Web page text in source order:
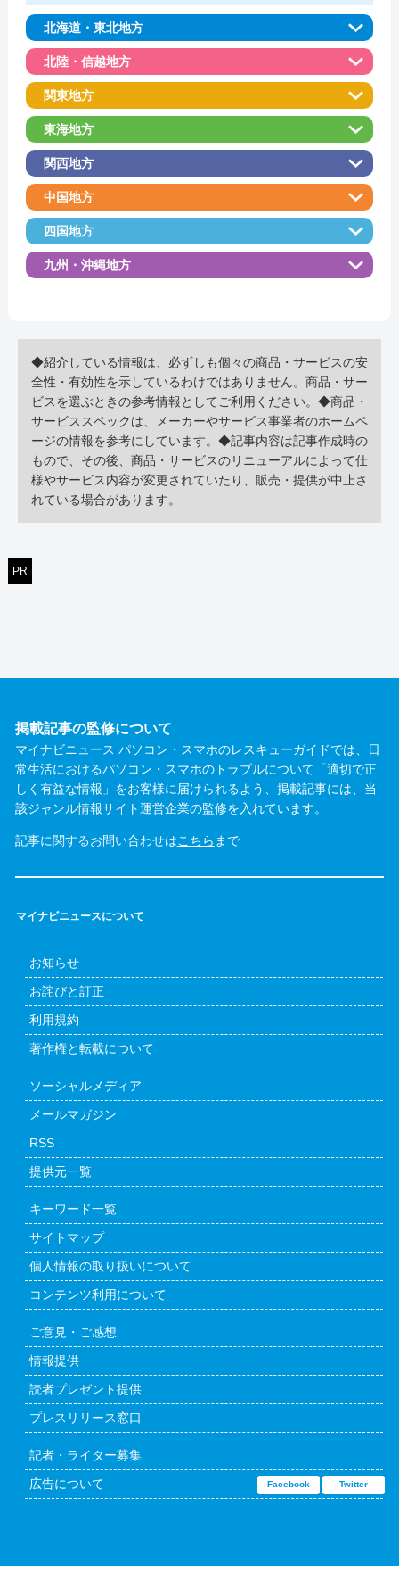
北海道・東北地方
北陸・信越地方
関東地方
東海地方
関西地方
中国地方
四国地方
九州・沖縄地方
◆紹介している情報は、必ずしも個々の商品・サービスの安
全性・有効性を示しているわけではありません。商品・サー
ビスを選ぶときの参考情報としてご利用ください。◆商品・
サービススペックは、メーカーやサービス事業者のホームペ
ージの情報を参考にしています。◆記事内容は記事作成時の
もので、その後、商品・サービスのリニューアルによって仕
様やサービス内容が変更されていたり、販売・提供が中止さ
れている場合があります。
PR
掲載記事の監修について
マイナビニュース パソコン・スマホのレスキューガイドでは、日
常生活におけるパソコン・スマホのトラブルについて「適切で正
しく有益な情報」をお客様に届けられるよう、掲載記事には、当
該ジャンル情報サイト運営企業の監修を入れています。
記事に関するお問い合わせはこちら まで
マイナビニュースについて
お知らせ
お詫びと訂正
利用規約
著作権と転載について
ソーシャルメディア
メールマガジン
RSS
提供元一覧
キーワード一覧
サイトマップ
個人情報の取り扱いについて
コンテンツ利用について
ご意見・ご感想
情報提供
読者プレゼント提供
プレスリリース窓口
記者・ライター募集
広告について
Facebook Twitter